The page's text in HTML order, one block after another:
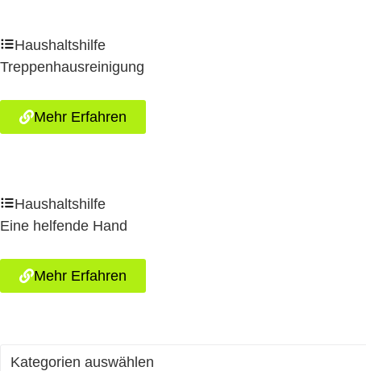
Haushaltshilfe
Treppenhausreinigung
Mehr Erfahren
Haushaltshilfe
Eine helfende Hand
Mehr Erfahren
Kategorien auswählen